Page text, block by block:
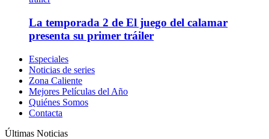
La temporada 2 de El juego del calamar
presenta su primer tráiler
Especiales
Noticias de series
Zona Caliente
Mejores Películas del Año
Quiénes Somos
Contacta
Últimas Noticias